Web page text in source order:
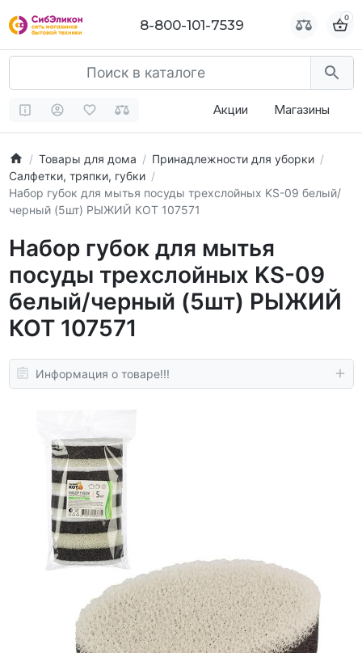
8-800-101-7539 0
Акции Магазины
Товары для дома
Принадлежности для уборки
Салфетки, тряпки, губки
Набор губок для мытья посуды трехслойных KS-09 белый/
черный (5шт) РЫЖИЙ КОТ 107571
Набор губок для мытья
посуды трехслойных KS-09
белый/черный (5шт) РЫЖИЙ
КОТ 107571
Информация о товаре!!!
8-800-101-7539 0